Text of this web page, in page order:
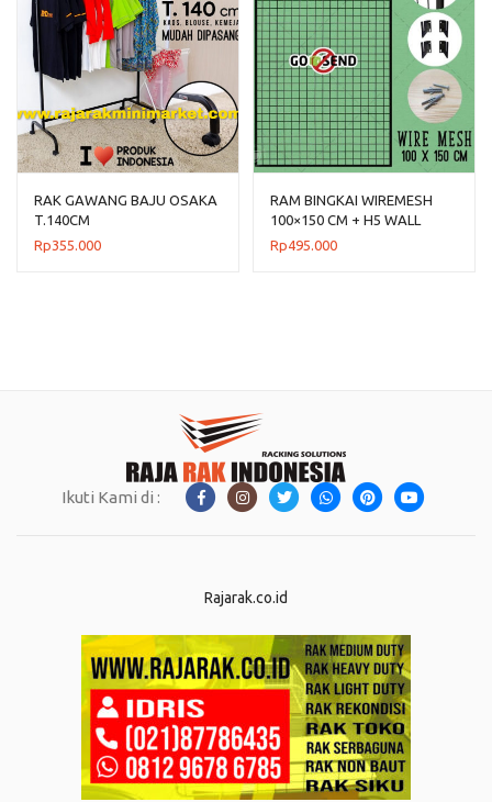
RAK GAWANG BAJU OSAKA
T.140CM
Rp355.000
RAM BINGKAI WIREMESH
100×150 CM + H5 WALL
HITAM
Rp495.000
Ikuti Kami di :
Rajarak.co.id